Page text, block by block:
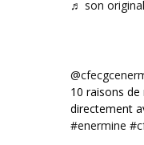
♬ son original
10 raisons de
directement
#enermine